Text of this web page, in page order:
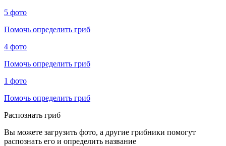
5 фото
Помочь определить гриб
4 фото
Помочь определить гриб
1 фото
Помочь определить гриб
Распознать гриб
Вы можете загрузить фото, а другие грибники помогут
распознать его и определить название